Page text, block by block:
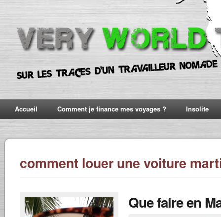
Accueil Comment je finance mes voyages ? Insolite
comment louer une voiture
Que faire en